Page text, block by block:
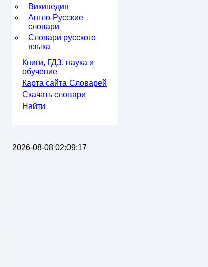
Википедия
Англо-Русские
словари
Словари русского
языка
Книги, ГДЗ, наука и
обучение
Карта сайта Словарей
Скачать словари
Найти
2026-08-08 02:09:17